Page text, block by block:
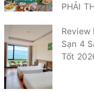
PHẢI
Review
Sạn 4
Tốt